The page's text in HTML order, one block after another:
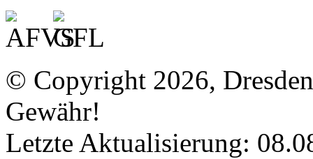
© Copyright 2026,
Gewähr!
Letzte Aktualisierung: